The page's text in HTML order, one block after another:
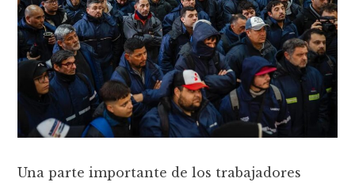
Una parte importante de los trabajadores